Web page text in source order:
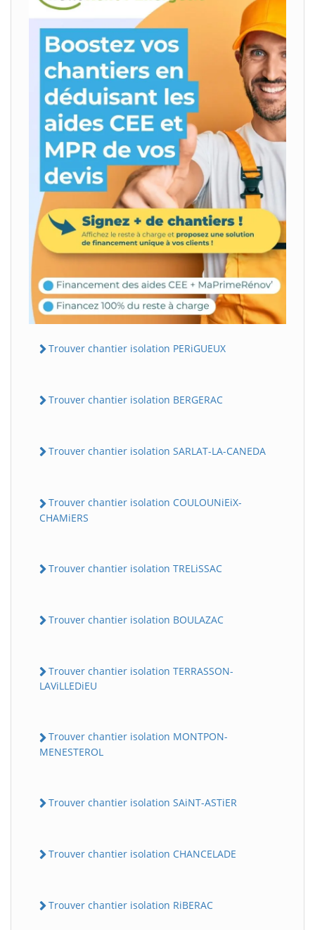
Trouver chantier isolation PERiGUEUX
Trouver chantier isolation BERGERAC
Trouver chantier isolation SARLAT-LA-CANEDA
Trouver chantier isolation COULOUNiEiX-
CHAMiERS
Trouver chantier isolation TRELiSSAC
Trouver chantier isolation BOULAZAC
Trouver chantier isolation TERRASSON-
LAViLLEDiEU
Trouver chantier isolation MONTPON-
MENESTEROL
Trouver chantier isolation SAiNT-ASTiER
Trouver chantier isolation CHANCELADE
Trouver chantier isolation RiBERAC